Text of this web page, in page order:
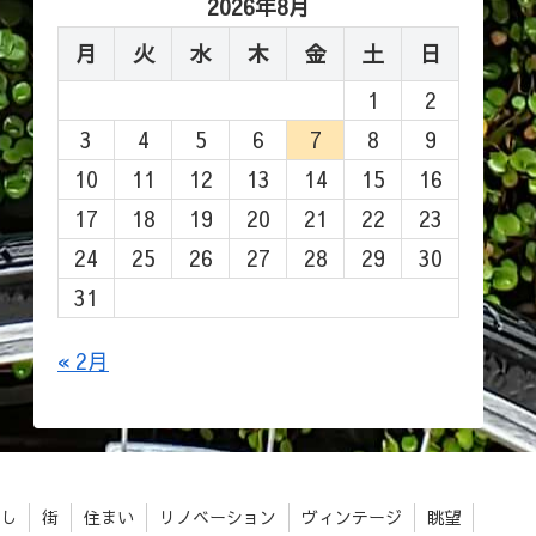
2026年8月
月
火 水 木 金 土
日
1
2
3
4 5 6 7 8
9
10
11 12 13 14 15
16
17
18 19 20 21 22
23
24
25 26 27 28 29
30
31
« 2月
街 住まい リノベーション ヴィンテージ 眺望